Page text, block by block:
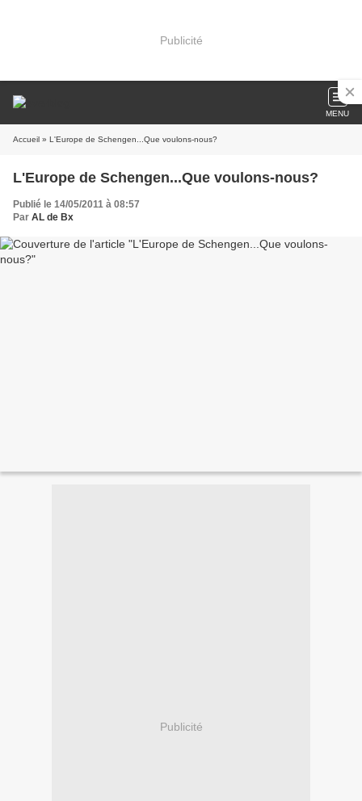
Publicité
MENU
Accueil » L'Europe de Schengen...Que voulons-nous?
L'Europe de Schengen...Que voulons-nous?
Publié le 14/05/2011 à 08:57
Par AL de Bx
Publicité